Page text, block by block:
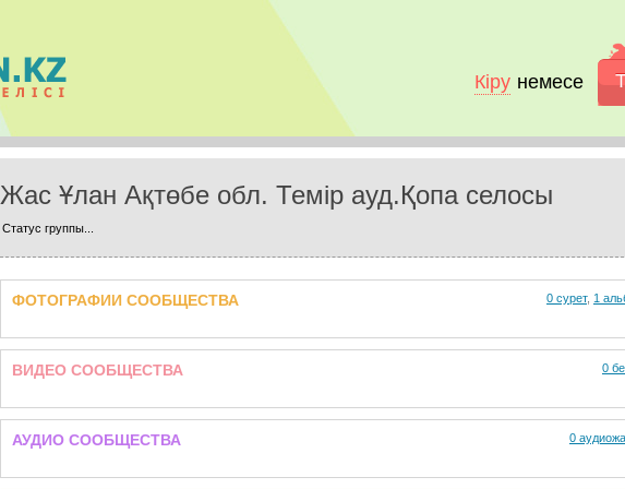
Кіру немесе
Жас Ұлан Ақтөбе обл. Темір ауд.Қопа селосы
Статус группы...
ФОТОГРАФИИ СООБЩЕСТВА 0 сурет, 1
ВИДЕО СООБЩЕСТВА 0
АУДИО СООБЩЕСТВА 0